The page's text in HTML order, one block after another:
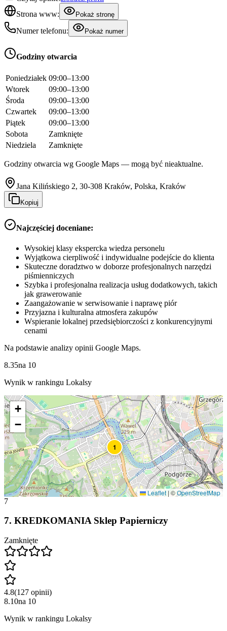
Strona www:
Pokaż stronę
Numer telefonu: Pokaż numer
Godziny otwarcia
Poniedziałek 09:00–13:00
Wtorek
09:00–13:00
Środa
09:00–13:00
Czwartek
09:00–13:00
Piątek
09:00–13:00
Sobota
Zamknięte
Niedziela
Zamknięte
Godziny otwarcia wg Google Maps — mogą być nieaktualne.
Jana Kilińskiego 2, 30-308 Kraków, Polska, Kraków
Kopiuj
Najczęściej doceniane:
Wysokiej klasy ekspercka wiedza personelu
Wyjątkowa cierpliwość i indywidualne podejście do klienta
Skuteczne doradztwo w doborze profesjonalnych narzędzi
piśmienniczych
Szybka i profesjonalna realizacja usług dodatkowych, takich
jak grawerowanie
Zaangażowanie w serwisowanie i naprawę piór
Przyjazna i kulturalna atmosfera zakupów
Wspieranie lokalnej przedsiębiorczości z konkurencyjnymi
cenami
Na podstawie analizy opinii Google Maps.
8.35na 10
Wynik w rankingu Lokalsy
1
+
−
Leaflet | ©OpenStreetMap
7
7. KREDKOMANIA Sklep Papierniczy
Zamknięte
4.8(127 opinii)
8.10na 10
Wynik w rankingu Lokalsy